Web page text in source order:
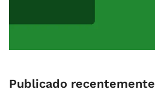
Publicado recentemente